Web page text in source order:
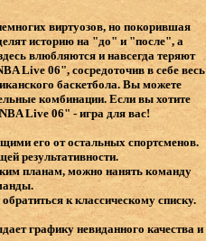
виртуозов, но покорившая
историю на "до" и "после", а
влюбляются и навсегда теряют
Live 06", сосредоточив в себе весь
баскетбола. Вы можете
комбинации. Если вы хотите
Live 06" - игра для вас!
его от остальных спортсменов.
результативности.
планам, можно нанять команду
к классическому списку.
графику невиданного качества и